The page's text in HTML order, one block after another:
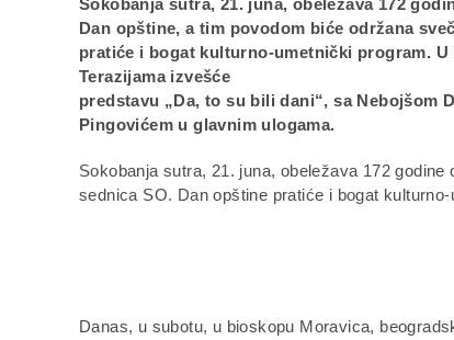
Sokobanja sutra, 21. juna, obeležava 172
Dan opštine, a tim povodom biće održana
pratiće i bogat kulturno-umetnički program.
Terazijama izvešće
predstavu „Da, to su bili dani“, sa Nebojšom
Pingovićem u glavnim ulogama.
Sokobanja sutra, 21. juna, obeležava 172
sednica SO. Dan opštine pratiće i bogat
Danas, u subotu, u bioskopu Moravica,